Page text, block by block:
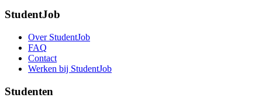
StudentJob
Over StudentJob
FAQ
Contact
Werken bij StudentJob
Studenten